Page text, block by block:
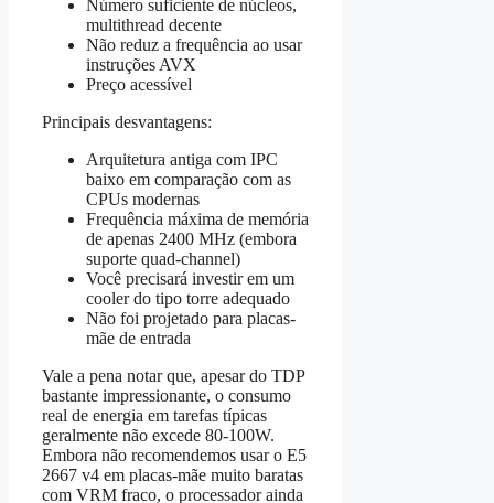
Número suficiente de núcleos,
multithread decente
Não reduz a frequência ao usar
instruções AVX
Preço acessível
Principais desvantagens:
Arquitetura antiga com IPC
baixo em comparação com as
CPUs modernas
Frequência máxima de memória
de apenas 2400 MHz (embora
suporte quad-channel)
Você precisará investir em um
cooler do tipo torre adequado
Não foi projetado para placas-
mãe de entrada
Vale a pena notar que, apesar do TDP
bastante impressionante, o consumo
real de energia em tarefas típicas
geralmente não excede 80-100W.
Embora não recomendemos usar o E5
2667 v4 em placas-mãe muito baratas
com VRM fraco, o processador ainda